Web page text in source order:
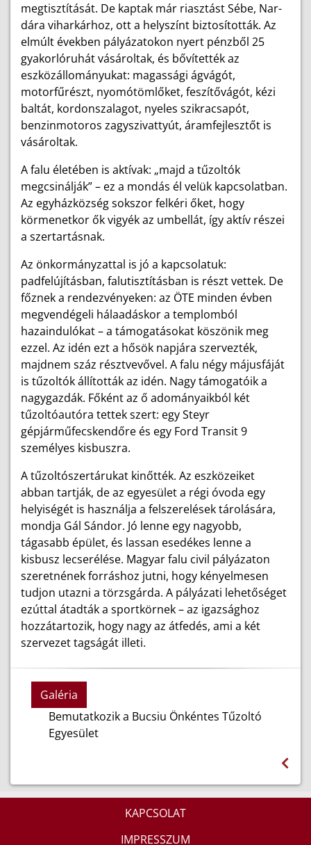
megtisztítását. De kaptak már riasztást Sébe, Nar-
dára viharkárhoz, ott a helyszínt biztosították. Az
elmúlt években pályázatokon nyert pénzből 25
gyakorlóruhát vásároltak, és bővítették az
eszközállományukat: magassági ágvágót,
motorfűrészt, nyomótömlőket, feszítővágót, kézi
baltát, kordonszalagot, nyeles szikracsapót,
benzinmotoros zagyszivattyút, áramfejlesztőt is
vásároltak.
A falu életében is aktívak: „majd a tűzoltók
megcsinálják” – ez a mondás él velük kapcsolatban.
Az egyházközség sokszor felkéri őket, hogy
körmenetkor ők vigyék az umbellát, így aktív részei
a szertartásnak.
Az önkormányzattal is jó a kapcsolatuk:
padfelújításban, falutisztításban is részt vettek. De
főznek a rendezvényeken: az ÖTE minden évben
megvendégeli hálaadáskor a templomból
hazaindulókat – a támogatásokat köszönik meg
ezzel. Az idén ezt a hősök napjára szervezték,
majdnem száz résztvevővel. A falu négy májusfáját
is tűzoltók állították az idén. Nagy támogatóik a
nagygazdák. Főként az ő adományaik­ból két
tűzoltóautóra tettek szert: egy Steyr
gépjárműfecskendőre és egy Ford Transit 9
személyes kisbuszra.
A tűzoltószertárukat kinőtték. Az eszközeiket
abban tartják, de az egyesület a régi óvoda egy
helyiségét is használja a felszerelések tárolására,
mondja Gál Sándor. Jó lenne egy nagyobb,
tágasabb épület, és lassan esedékes lenne a
kisbusz lecserélése. Magyar falu civil pályázaton
szeretnének forráshoz jutni, hogy kényelmesen
tudjon utazni a törzsgárda. A pályázati lehetőséget
ezúttal átadták a sportkörnek – az igazsághoz
hozzátartozik, hogy nagy az átfedés, ami a két
szervezet tagságát illeti.
Galéria
Bemutatkozik a Bucsiu Önkéntes Tűzoltó
Egyesület
KAPCSOLAT
IMPRESSZUM